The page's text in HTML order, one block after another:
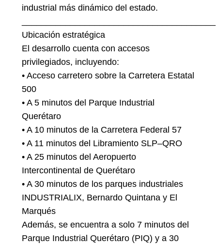
industrial más dinámico del estado.
Ubicación estratégica
El desarrollo cuenta con accesos
privilegiados, incluyendo:
• Acceso carretero sobre la Carretera Estatal
500
• A 5 minutos del Parque Industrial
Querétaro
• A 10 minutos de la Carretera Federal 57
• A 11 minutos del Libramiento SLP–QRO
• A 25 minutos del Aeropuerto
Intercontinental de Querétaro
• A 30 minutos de los parques industriales
INDUSTRIALIX, Bernardo Quintana y El
Marqués
Además, se encuentra a solo 7 minutos del
Parque Industrial Querétaro (PIQ) y a 30